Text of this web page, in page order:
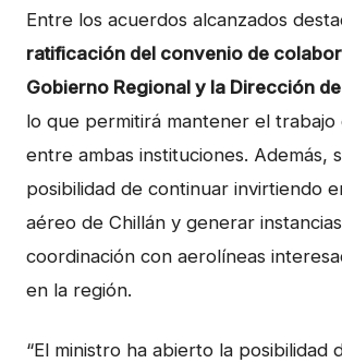
Entre los acuerdos alcanzados
ratificación del convenio de
Gobierno Regional y la Dirección
lo que permitirá mantener el trabajo
entre ambas instituciones. Además,
posibilidad de continuar invirtiendo
aéreo de Chillán y generar
coordinación con aerolíneas
en la región.
“El ministro ha abierto la posibilidad